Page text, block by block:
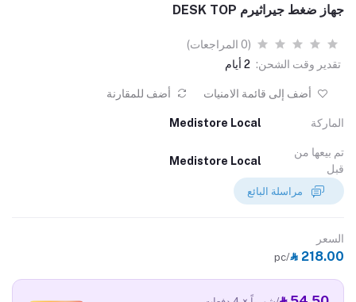
جهاز ضغط جيراثيرم DESK TOP
(0 المراجعات)
تقدير وقت الشحن: 2 أيام
أضف إلى قائمة الامنيات أضف للمقارنة
الماركة Medistore Local
تم بيعها من
قبل
Medistore Local
السعر
‎⃁ 218.00
/pc